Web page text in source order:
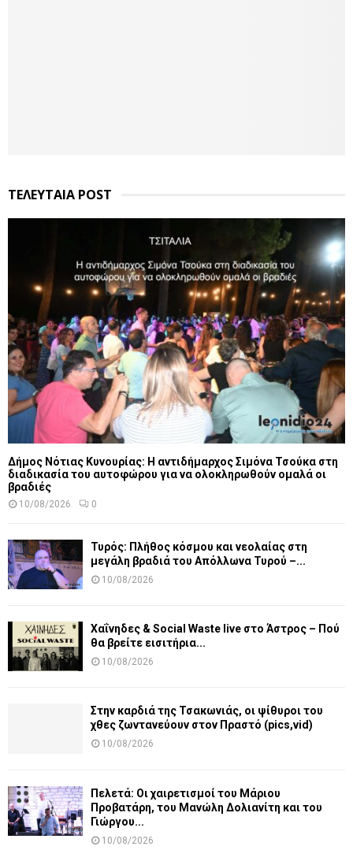
ΤΕΛΕΥΤΑΙΑ POST
Δήμος Νότιας Κυνουρίας: Η αντιδήμαρχος Σιμόνα Τσούκα στη
διαδικασία του αυτοφώρου για να ολοκληρωθούν ομαλά οι
βραδιές
10/08/2026 0
Τυρός: Πλήθος κόσμου και νεολαίας στη
μεγάλη βραδιά του Απόλλωνα Τυρού –...
10/08/2026
Χαΐνηδες & Social Waste live στο Άστρος – Πού
θα βρείτε εισιτήρια...
10/08/2026
Στην καρδιά της Τσακωνιάς, οι ψίθυροι του
χθες ζωντανεύουν στον Πραστό (pics,vid)
10/08/2026
Πελετά: Οι χαιρετισμοί του Μάριου
Προβατάρη, του Μανώλη Δολιανίτη και του
Γιώργου...
10/08/2026